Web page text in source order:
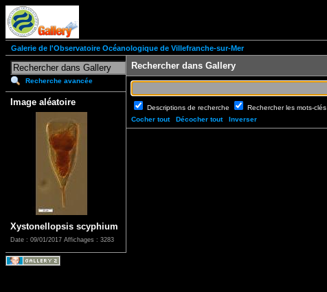
Galerie de l'Observatoire Océanologique de Villefranche-sur-Mer
Recherche avancée
Image aléatoire
Xystonellopsis scyphium
Date : 09/01/2017 Affichages : 3283
Rechercher dans Gallery
Descriptions de recherche Rechercher les mots-clés
Cocher tout
Décocher tout Inverser